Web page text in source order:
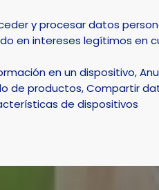
DEPORTE NATURALEZA
y procesar datos
en intereses legítimos en
en un dispositivo,
de productos, Compartir
de dispositivos